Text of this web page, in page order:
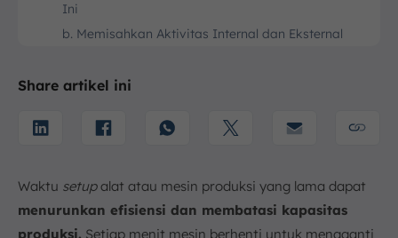
Ini
b. Memisahkan Aktivitas Internal dan Eksternal
(Konversi)
dan Eksternal)
b. Industri Plastik
c. Industri Makanan dan Minuman
Share artikel ini
Waktu setupalat atau mesin produksi yang lama dapat
menurunkan efisiensi dan membatasi kapasitas
produksi. Setiap menit mesin berhenti untuk mengganti